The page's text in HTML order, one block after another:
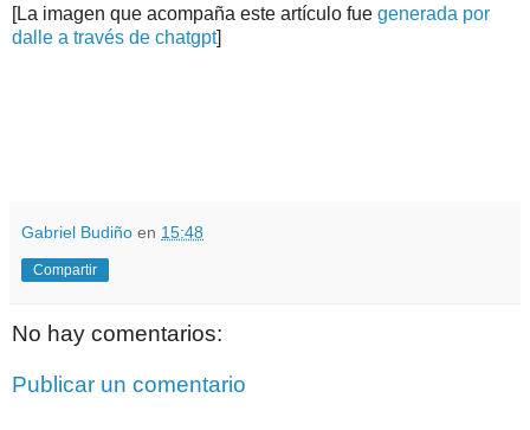
[La imagen que acompaña este artículo fue generada por
dalle a través de chatgpt]
Gabriel Budiño en 15:48
Compartir
No hay comentarios:
Publicar un comentario